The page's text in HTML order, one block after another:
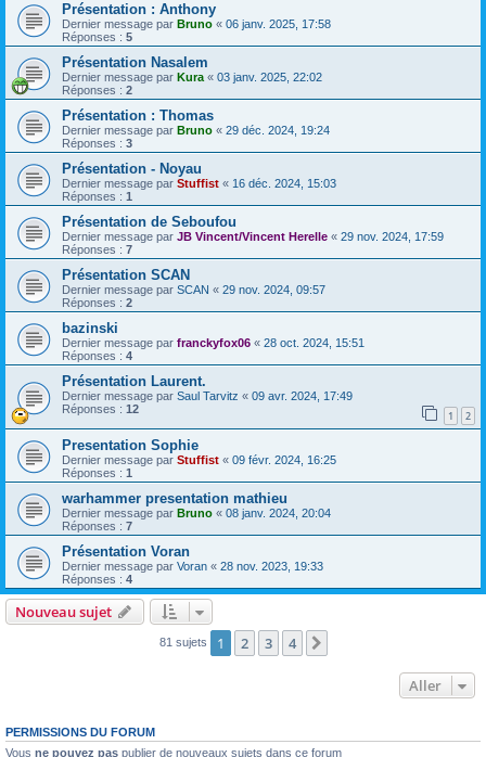
Présentation : Anthony
Dernier message par Bruno « 06 janv. 2025, 17:58
Réponses : 5
Présentation Nasalem
Dernier message par Kura « 03 janv. 2025, 22:02
Réponses : 2
Présentation : Thomas
Dernier message par Bruno « 29 déc. 2024, 19:24
Réponses : 3
Présentation - Noyau
Dernier message par Stuffist « 16 déc. 2024, 15:03
Réponses : 1
Présentation de Seboufou
Dernier message par JB Vincent/Vincent Herelle « 29 nov. 2024, 17:59
Réponses : 7
Présentation SCAN
Dernier message par SCAN « 29 nov. 2024, 09:57
Réponses : 2
bazinski
Dernier message par franckyfox06 « 28 oct. 2024, 15:51
Réponses : 4
Présentation Laurent.
Dernier message par Saul Tarvitz « 09 avr. 2024, 17:49
Réponses : 12 1 2
Presentation Sophie
Dernier message par Stuffist « 09 févr. 2024, 16:25
Réponses : 1
warhammer presentation mathieu
Dernier message par Bruno « 08 janv. 2024, 20:04
Réponses : 7
Présentation Voran
Dernier message par Voran « 28 nov. 2023, 19:33
Réponses : 4
Nouveau sujet
81 sujets 1 2 3 4
Aller
PERMISSIONS DU FORUM
Vous ne pouvez pas publier de nouveaux sujets dans ce forum